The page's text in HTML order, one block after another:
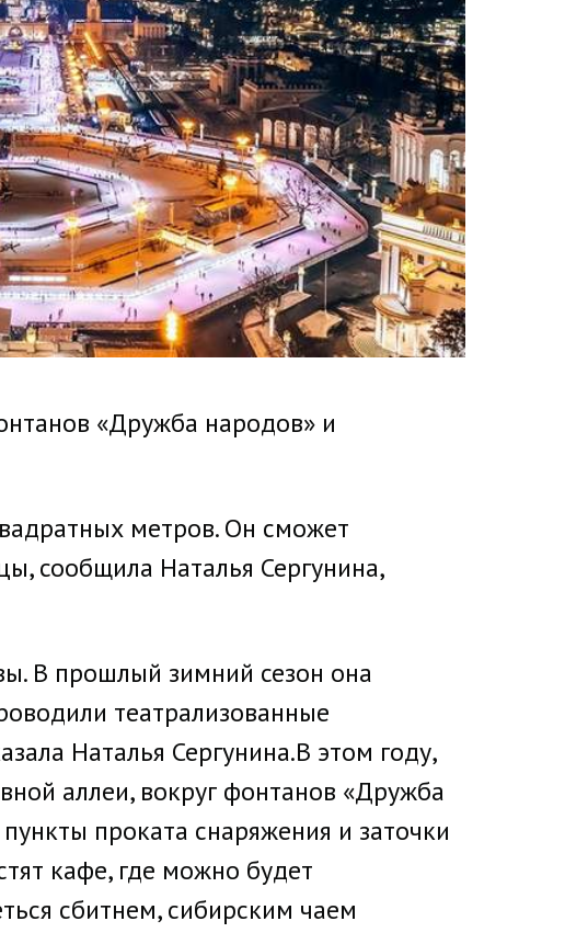
«Дружба народов» и
метров. Он сможет
сообщила Наталья Сергунина,
В прошлый зимний сезон она
театрализованные
Наталья Сергунина.В этом году,
аллеи, вокруг фонтанов «Дружба
проката снаряжения и заточки
кафе, где можно будет
сбитнем, сибирским чаем